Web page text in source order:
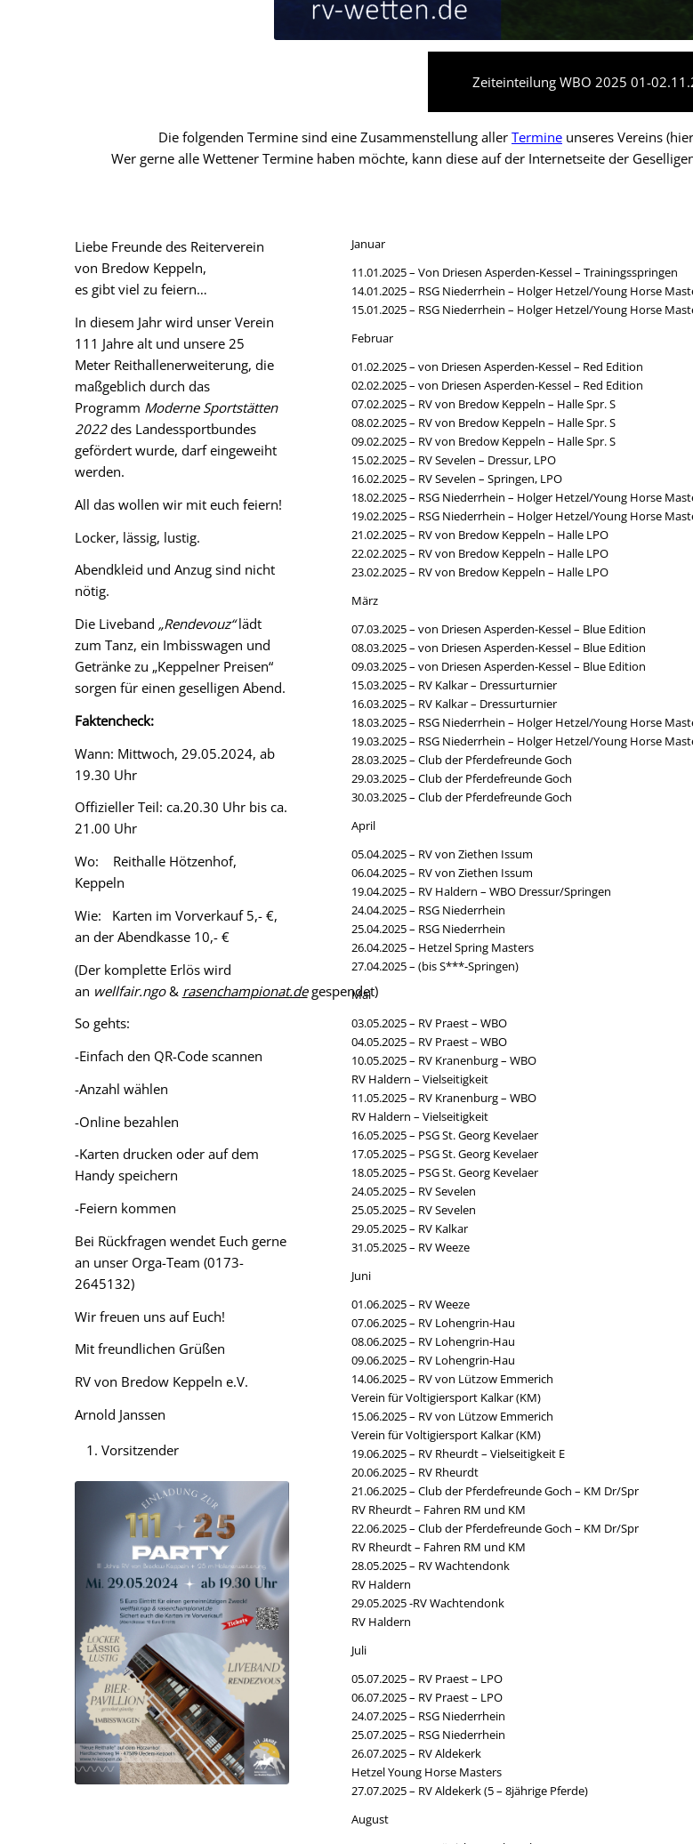
Zeiteinteilung WBO 2025 01-
Die folgenden Termine sind eine Zusammenstellung aller Termineunseres Vereins
Wer gerne alle Wettener Termine haben möchte, kann diese auf der Internetseite der
Liebe Freunde des Reiterverein
von Bredow Keppeln,
es gibt viel zu feiern…
In diesem Jahr wird unser Verein
111 Jahre alt und unsere 25
Meter Reithallenerweiterung, die
maßgeblich durch das
Programm Moderne Sportstätten
2022des Landessportbundes
gefördert wurde, darf eingeweiht
werden.
All das wollen wir mit euch feiern!
Locker, lässig, lustig.
Abendkleid und Anzug sind nicht
nötig.
Die Liveband „Rendevouz“lädt
zum Tanz, ein Imbisswagen und
Getränke zu „Keppelner Preisen“
sorgen für einen geselligen Abend.
Faktencheck:
Wann: Mittwoch, 29.05.2024, ab
19.30 Uhr
Offizieller Teil: ca.20.30 Uhr bis ca.
21.00 Uhr
Wo: Reithalle Hötzenhof,
Keppeln
Wie: Karten im Vorverkauf 5,- €,
an der Abendkasse 10,- €
(Der komplette Erlös wird
an wellfair.ngo& rasenchampionat.degespendet)
So gehts:
-Einfach den QR-Code scannen
-Anzahl wählen
-Online bezahlen
-Karten drucken oder auf dem
Handy speichern
-Feiern kommen
Bei Rückfragen wendet Euch gerne
an unser Orga-Team (0173-
2645132)
Wir freuen uns auf Euch!
Mit freundlichen Grüßen
RV von Bredow Keppeln e.V.
Arnold Janssen
Vorsitzender
Januar
11.01.2025 – Von Driesen Asperden-Kessel – Trainingsspringen
14.01.2025 – RSG Niederrhein – Holger Hetzel/Young Horse
15.01.2025 – RSG Niederrhein – Holger Hetzel/Young Horse
Februar
01.02.2025 – von Driesen Asperden-Kessel – Red Edition
02.02.2025 – von Driesen Asperden-Kessel – Red Edition
07.02.2025 – RV von Bredow Keppeln – Halle Spr. S
08.02.2025 – RV von Bredow Keppeln – Halle Spr. S
09.02.2025 – RV von Bredow Keppeln – Halle Spr. S
15.02.2025 – RV Sevelen – Dressur, LPO
16.02.2025 – RV Sevelen – Springen, LPO
18.02.2025 – RSG Niederrhein – Holger Hetzel/Young Horse
19.02.2025 – RSG Niederrhein – Holger Hetzel/Young Horse
21.02.2025 – RV von Bredow Keppeln – Halle LPO
22.02.2025 – RV von Bredow Keppeln – Halle LPO
23.02.2025 – RV von Bredow Keppeln – Halle LPO
März
07.03.2025 – von Driesen Asperden-Kessel – Blue Edition
08.03.2025 – von Driesen Asperden-Kessel – Blue Edition
09.03.2025 – von Driesen Asperden-Kessel – Blue Edition
15.03.2025 – RV Kalkar – Dressurturnier
16.03.2025 – RV Kalkar – Dressurturnier
18.03.2025 – RSG Niederrhein – Holger Hetzel/Young Horse
19.03.2025 – RSG Niederrhein – Holger Hetzel/Young Horse
28.03.2025 – Club der Pferdefreunde Goch
29.03.2025 – Club der Pferdefreunde Goch
30.03.2025 – Club der Pferdefreunde Goch
April
05.04.2025 – RV von Ziethen Issum
06.04.2025 – RV von Ziethen Issum
19.04.2025 – RV Haldern – WBO Dressur/Springen
24.04.2025 – RSG Niederrhein
25.04.2025 – RSG Niederrhein
26.04.2025 – Hetzel Spring Masters
27.04.2025 – (bis S***-Springen)
Mai
03.05.2025 – RV Praest – WBO
04.05.2025 – RV Praest – WBO
10.05.2025 – RV Kranenburg – WBO
RV Haldern – Vielseitigkeit
11.05.2025 – RV Kranenburg – WBO
RV Haldern – Vielseitigkeit
16.05.2025 – PSG St. Georg Kevelaer
17.05.2025 – PSG St. Georg Kevelaer
18.05.2025 – PSG St. Georg Kevelaer
24.05.2025 – RV Sevelen
25.05.2025 – RV Sevelen
29.05.2025 – RV Kalkar
31.05.2025 – RV Weeze
Juni
01.06.2025 – RV Weeze
07.06.2025 – RV Lohengrin-Hau
08.06.2025 – RV Lohengrin-Hau
09.06.2025 – RV Lohengrin-Hau
14.06.2025 – RV von Lützow Emmerich
Verein für Voltigiersport Kalkar (KM)
15.06.2025 – RV von Lützow Emmerich
Verein für Voltigiersport Kalkar (KM)
19.06.2025 – RV Rheurdt – Vielseitigkeit E
20.06.2025 – RV Rheurdt
21.06.2025 – Club der Pferdefreunde Goch – KM Dr/Spr
RV Rheurdt – Fahren RM und KM
22.06.2025 – Club der Pferdefreunde Goch – KM Dr/Spr
RV Rheurdt – Fahren RM und KM
28.05.2025 – RV Wachtendonk
RV Haldern
29.05.2025 -RV Wachtendonk
RV Haldern
Juli
05.07.2025 – RV Praest – LPO
06.07.2025 – RV Praest – LPO
24.07.2025 – RSG Niederrhein
25.07.2025 – RSG Niederrhein
26.07.2025 – RV Aldekerk
Hetzel Young Horse Masters
27.07.2025 – RV Aldekerk (5 – 8jährige Pferde)
August